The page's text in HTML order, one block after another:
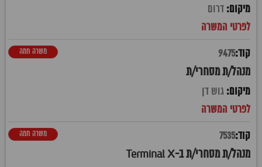
דרום
9475
מנהל/ת מסחרי/ת
משרה חמה
גוש דן
7535
מנהל/ת מסחרי/ת ב-Terminal X
משרה חמה